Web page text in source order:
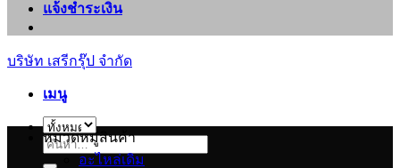
แจ้งชำระเงิน
บริษัท เสรีกรุ๊ป จำกัด
เมนู
ค้นหา:
หมวดหมู่สินค้า
อะไหล่เดิม